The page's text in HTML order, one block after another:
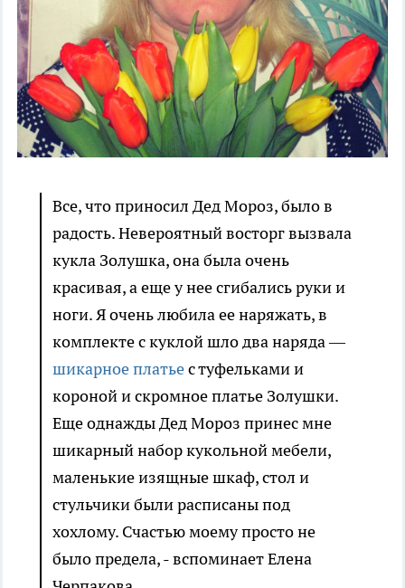
Все, что приносил Дед Мороз, было в
радость. Невероятный восторг вызвала
кукла Золушка, она была очень
красивая, а еще у нее сгибались руки и
ноги. Я очень любила ее наряжать, в
комплекте с куклой шло два наряда —
шикарное платьес туфельками и
короной и скромное платье Золушки.
Еще однажды Дед Мороз принес мне
шикарный набор кукольной мебели,
маленькие изящные шкаф, стол и
стульчики были расписаны под
хохлому. Счастью моему просто не
было предела, - вспоминает Елена